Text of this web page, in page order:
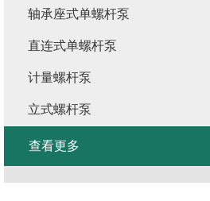
轴承座式单螺杆泵
直连式单螺杆泵
计量螺杆泵
立式螺杆泵
查看更多